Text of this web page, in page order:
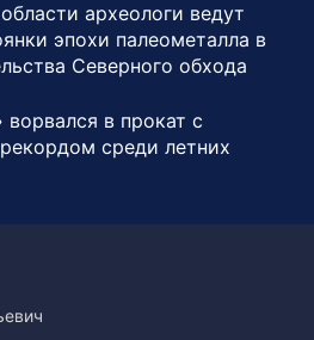
археологи ведут
эпохи палеометалла в
Северного обхода
ворвался в прокат с
среди летних